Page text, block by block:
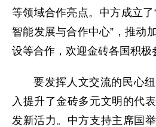
等领域合作亮点。中方成立
智能发展与合作中心”，推动
设等合作，欢迎金砖各国积极
要发挥人文交流的民心
入提升了金砖多元文明的代
发新活力。中方支持主席国